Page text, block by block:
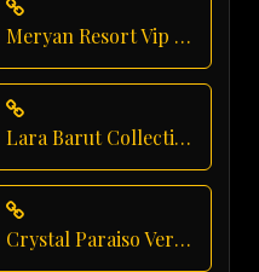
Meryan Resort Vip Transfer
Lara Barut Collection Shuttle Service
Crystal Paraiso Verde Group Transfer